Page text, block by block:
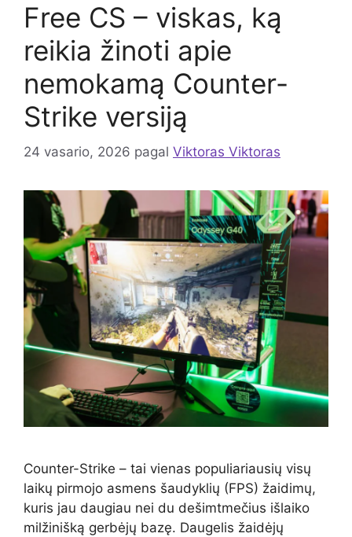
Free CS – viskas, ką
reikia žinoti apie
nemokamą Counter-
Strike versiją
24 vasario, 2026 pagal Viktoras Viktoras
Counter-Strike – tai vienas populiariausių visų
laikų pirmojo asmens šaudyklių (FPS) žaidimų,
kuris jau daugiau nei du dešimtmečius išlaiko
milžinišką gerbėjų bazę. Daugelis žaidėjų